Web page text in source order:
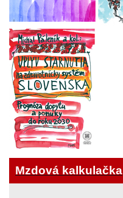
Mzdová kalkulačka